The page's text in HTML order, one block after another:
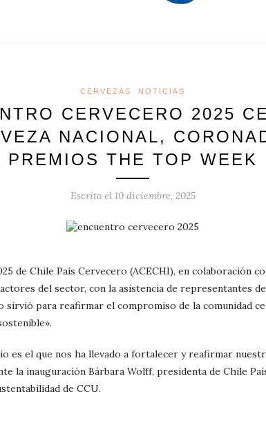
CERVEZAS NOTICIAS
CERVECERO 2025
NACIONAL,
PREMIOS THE TOP WEEK
Escrito el 10 diciembre, 2025
de Chile País Cervecero (ACECHI), en colaboración
del sector, con la asistencia de representantes
sirvió para reafirmar el compromiso de la comunidad
es el que nos ha llevado a fortalecer y reafirmar
la inauguración Bárbara Wolff, presidenta de Chile
de CCU.